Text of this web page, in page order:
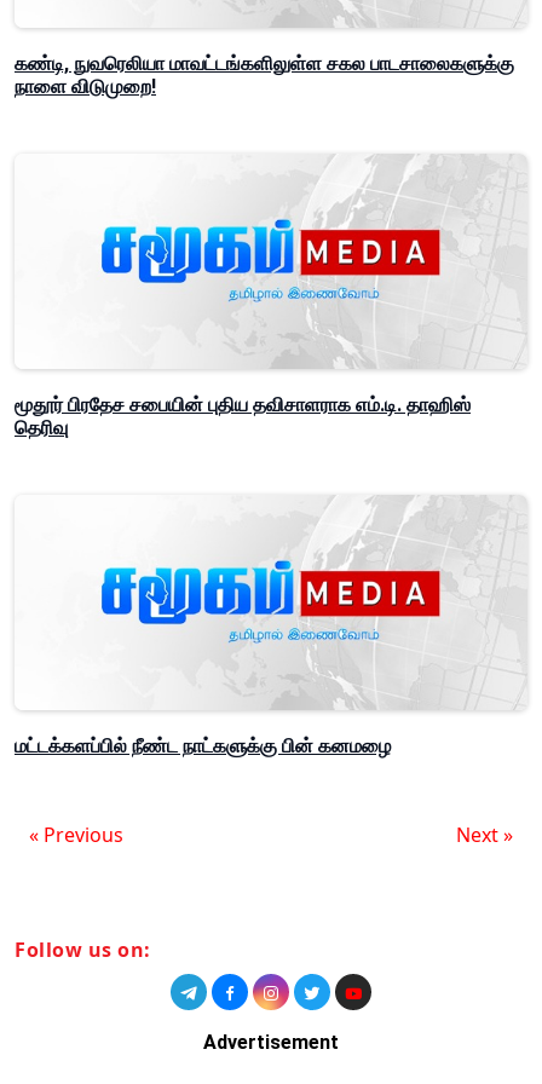
கண்டி, நுவரெலியா மாவட்டங்களிலுள்ள சகல பாடசாலைகளுக்கு
நாளை விடுமுறை!
மூதூர் பிரதேச சபையின் புதிய தவிசாளராக எம்.டி. தாஹிஸ்
தெரிவு
மட்டக்களப்பில் நீண்ட நாட்களுக்கு பின் கனமழை
« Previous Next »
Follow us on:
Advertisement